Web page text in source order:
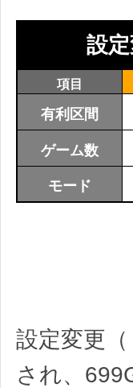
設
項目
有利区間
ゲーム数
モード
設定変更
され、